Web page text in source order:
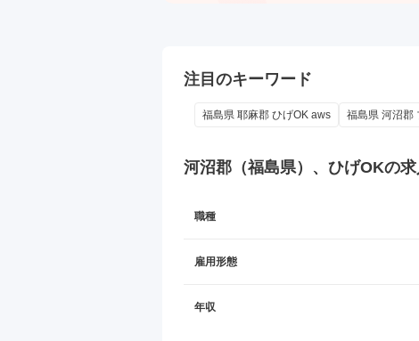
注目のキーワード
福島県 耶麻郡 ひげOK aws 福島県 河沼郡
河沼郡（福島県）、ひげOKの
職種
雇用形態
年収